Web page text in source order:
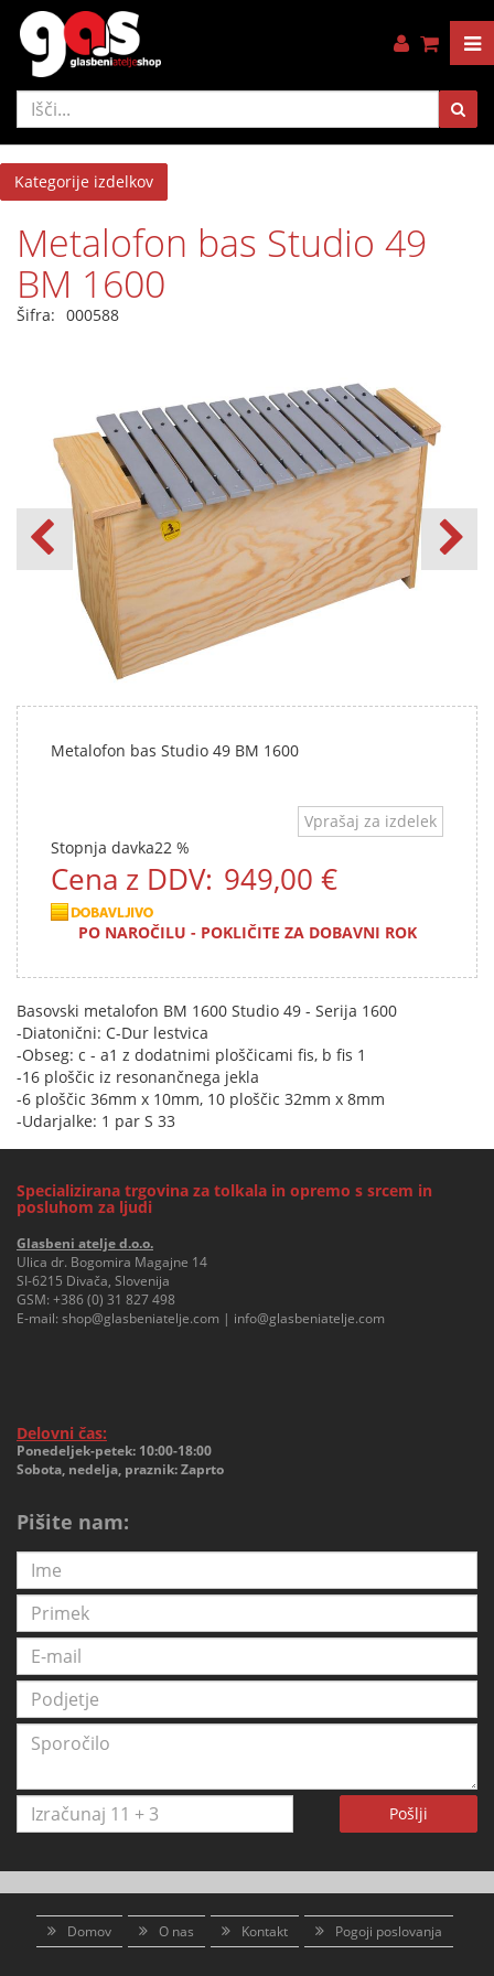
Kategorije izdelkov
Metalofon bas Studio 49
BM 1600
Šifra: 000588
Metalofon bas Studio 49 BM 1600
Vprašaj za izdelek
Stopnja davka22 %
Cena z DDV: 949,00 €
PO NAROČILU - POKLIČITE ZA DOBAVNI ROK
Basovski metalofon BM 1600 Studio 49 - Serija 1600
-Diatonični: C-Dur lestvica
-Obseg: c - a1 z dodatnimi ploščicami fis, b fis 1
-16 ploščic iz resonančnega jekla
-6 ploščic 36mm x 10mm, 10 ploščic 32mm x 8mm
-Udarjalke: 1 par S 33
Specializirana trgovina za tolkala in opremo s srcem in
posluhom za ljudi
Glasbeni atelje d.o.o.
Ulica dr. Bogomira Magajne 14
SI-6215 Divača, Slovenija
GSM: +386 (0) 31 827 498
E-mail: shop@glasbeniatelje.com | info@glasbeniatelje.com
Delovni čas:
Ponedeljek-petek: 10:00-18:00
Sobota, nedelja, praznik: Zaprto
Pišite nam:
Pošlji
Domov O nas Kontakt Pogoji poslovanja